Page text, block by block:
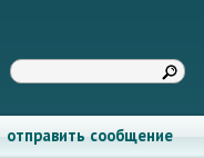
отправить сообщение